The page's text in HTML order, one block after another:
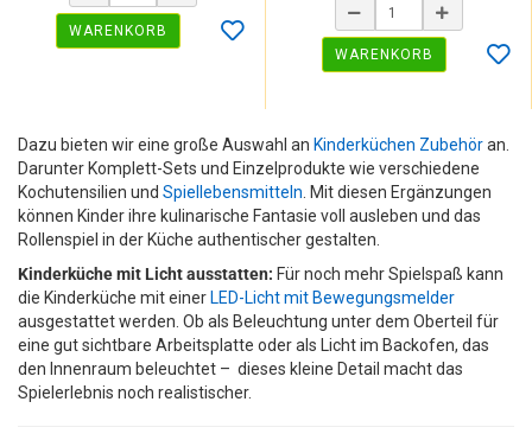
WARENKORB
WARENKORB
Dazu bieten wir eine große Auswahl an Kinderküchen Zubehöran.
Darunter Komplett-Sets und Einzelprodukte wie verschiedene
Kochutensilien und Spiellebensmitteln . Mit diesen Ergänzungen
können Kinder ihre kulinarische Fantasie voll ausleben und das
Rollenspiel in der Küche authentischer gestalten.
Kinderküche mit Licht ausstatten: Für noch mehr Spielspaß kann
die Kinderküche mit einerLED-Licht mit Bewegungsmelder
ausgestattet werden. Ob als Beleuchtung unter dem Oberteil für
eine gut sichtbare Arbeitsplatte oder als Licht im Backofen, das
den Innenraum beleuchtet – dieses kleine Detail macht das
Spielerlebnis noch realistischer.